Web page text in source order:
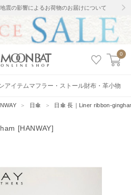
震の影響によるお荷物のお届けについて
0
アイテムマフラー・ストール財布・革小物
＞ 日傘 ＞ 日傘 長｜Liner ribbon-
[HANWAY]